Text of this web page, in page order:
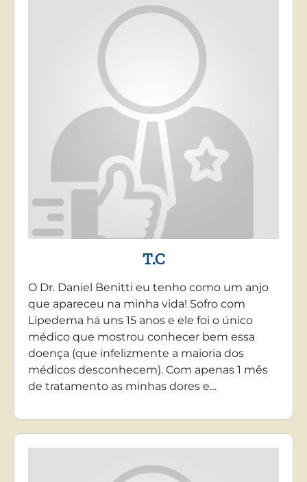
T.C
O Dr. Daniel Benitti eu tenho como um anjo
que apareceu na minha vida! Sofro com
Lipedema há uns 15 anos e ele foi o único
médico que mostrou conhecer bem essa
doença (que infelizmente a maioria dos
médicos desconhecem). Com apenas 1 mês
de tratamento as minhas dores e…